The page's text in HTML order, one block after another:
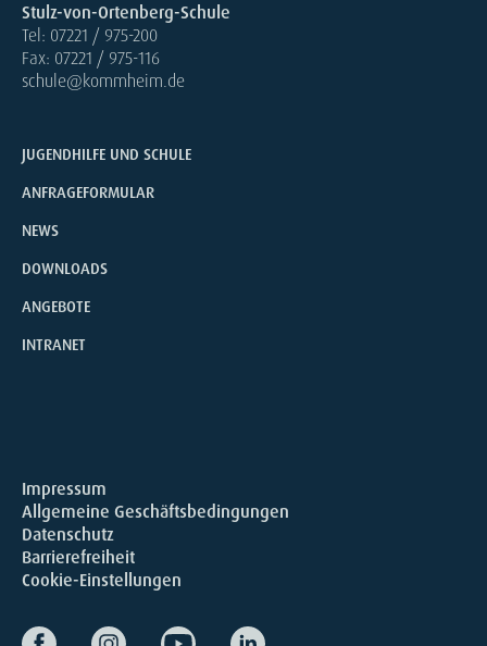
Stulz-von-Ortenberg-Schule
Tel: 07221 / 975-200
Fax: 07221 / 975-116
schule@kommheim.de
JUGENDHILFE UND SCHULE
ANFRAGEFORMULAR
NEWS
DOWNLOADS
ANGEBOTE
INTRANET
Impressum
Allgemeine Geschäftsbedingungen
Datenschutz
Barrierefreiheit
Cookie-Einstellungen